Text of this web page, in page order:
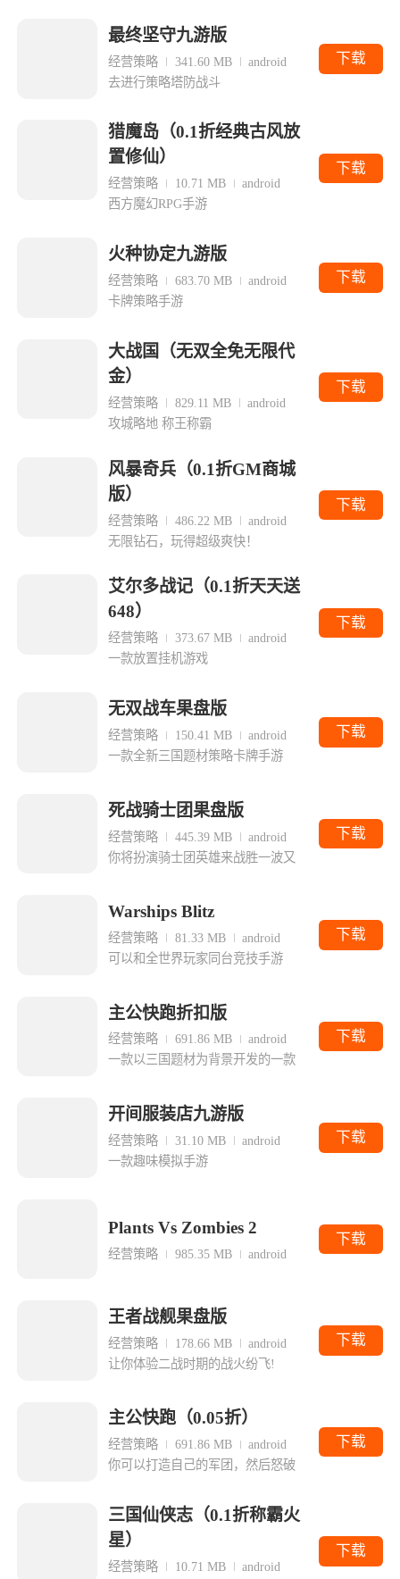
最终坚守九游版
经营策略 341.60 MB
android
去进行策略塔防战斗
下载
猎魔岛（0.1折经典古风放
置修仙）
经营策略 10.71 MB
android
西方魔幻RPG手游
下载
火种协定九游版
经营策略 683.70 MB
android
卡牌策略手游
下载
大战国（无双全免无限代
金）
经营策略 829.11 MB
android
攻城略地 称王称霸
下载
风暴奇兵（0.1折GM商城
版）
经营策略 486.22 MB
android
无限钻石，玩得超级爽快！
下载
艾尔多战记（0.1折天天送
648）
经营策略 373.67 MB
android
一款放置挂机游戏
下载
无双战车果盘版
经营策略 150.41 MB
android
一款全新三国题材策略卡牌手游
下载
死战骑士团果盘版
经营策略 445.39 MB
android
你将扮演骑士团英雄来战胜一波又
下载
Warships Blitz
经营策略 81.33 MB
android
可以和全世界玩家同台竞技手游
下载
主公快跑折扣版
经营策略 691.86 MB
android
一款以三国题材为背景开发的一款
下载
开间服装店九游版
经营策略 31.10 MB
android
一款趣味模拟手游
下载
Plants Vs Zombies 2
经营策略 985.35 MB android
下载
王者战舰果盘版
经营策略 178.66 MB
android
让你体验二战时期的战火纷飞!
下载
主公快跑（0.05折）
经营策略 691.86 MB
android
你可以打造自己的军团，然后怒破
下载
三国仙侠志（0.1折称霸火
星）
经营策略 10.71 MB
android
下载